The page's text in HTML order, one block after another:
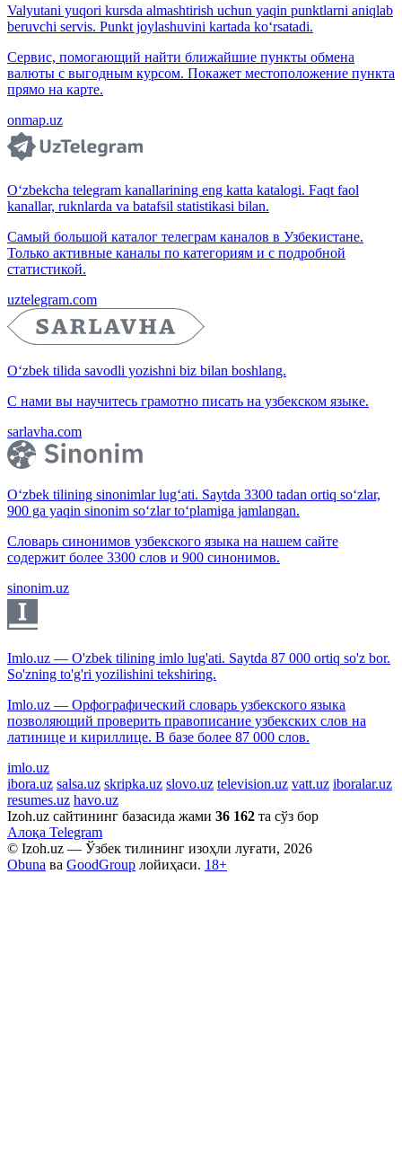
Valyutani yuqori kursda almashtirish uchun yaqin punktlarni aniqlab
beruvchi servis. Punkt joylashuvini kartada ko‘rsatadi.
Сервис, помогающий найти ближайшие пункты обмена
валюты с выгодным курсом. Покажет местоположение пункта
прямо на карте.
onmap.uz
O‘zbekcha telegram kanallarining eng katta katalogi. Faqt faol
kanallar, ruknlarda va batafsil statistikasi bilan.
Самый большой каталог телеграм каналов в Узбекистане.
Только активные каналы по категориям и с подробной
статистикой.
uztelegram.com
O‘zbek tilida savodli yozishni biz bilan boshlang.
С нами вы научитесь грамотно писать на узбекском языке.
sarlavha.com
O‘zbek tilining sinonimlar lug‘ati. Saytda 3300 tadan ortiq so‘zlar,
900 ga yaqin sinonim so‘zlar to‘plamiga jamlangan.
Словарь синонимов узбекского языка на нашем сайте
содержит более 3300 слов и 900 синонимов.
sinonim.uz
Imlo.uz — O'zbek tilining imlo lug'ati. Saytda 87 000 ortiq so'z bor.
So'zning to'g'ri yozilishini tekshiring.
Imlo.uz — Орфографический словарь узбекского языка
позволяющий проверить правописание узбекских слов на
латинице и кириллице. В базе более 87 000 слов.
imlo.uz
ibora.uz salsa.uz skripka.uz slovo.uz television.uz vatt.uz iboralar.uz
resumes.uz havo.uz
Izoh.uz сайтининг базасида жами 36 162 та сўз бор
Алоқа Telegram
© Izoh.uz — Ўзбек тилининг изоҳли луғати, 2026
Obuna ва GoodGroup лойиҳаси. 18+